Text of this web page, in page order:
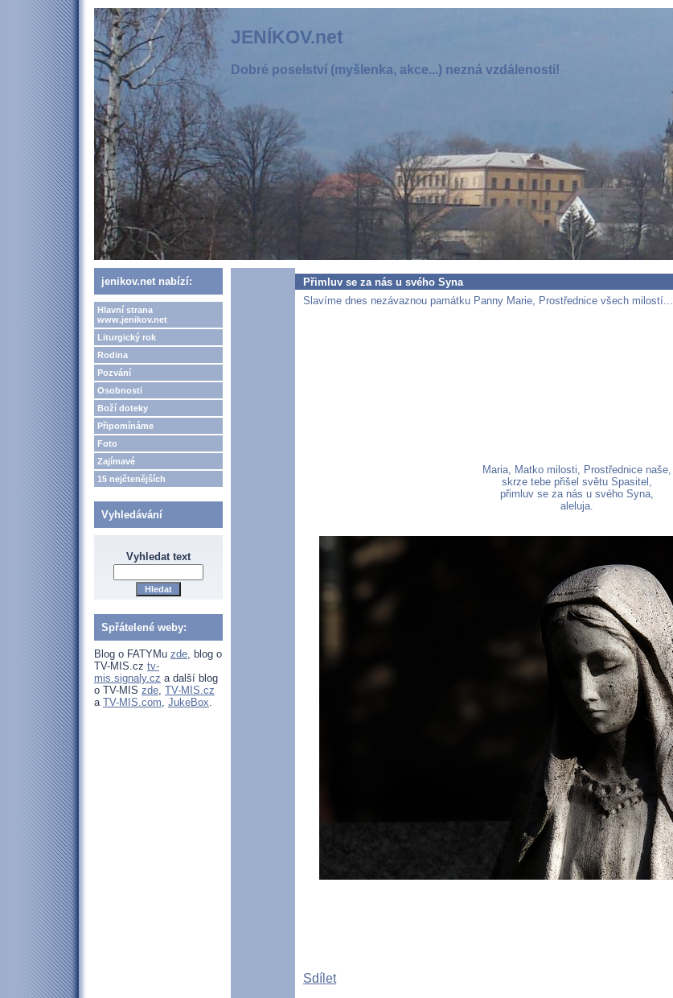
JENÍKOV.net
Dobré poselství (myšlenka, akce...) nezná vzdálenosti!
jenikov.net nabízí:
Hlavní strana
www.jenikov.net
Liturgický rok
Rodina
Pozvání
Osobnosti
Boží doteky
Připomínáme
Foto
Zajímavé
15 nejčtenějších
Vyhledávání
Vyhledat text
Spřátelené weby:
Blog o FATYMu zde, blog o
TV-MIS.cz tv-
mis.signaly.cz a další blog
o TV-MIS zde, TV-MIS.cz
a TV-MIS.com, JukeBox.
Přimluv se za nás u svého Syna
Slavíme dnes nezávaznou památku Panny Marie, Prostřednice všech milostí...
Maria, Matko milosti, Prostřednice naše,
skrze tebe přišel světu Spasitel,
přimluv se za nás u svého Syna,
aleluja.
Sdílet